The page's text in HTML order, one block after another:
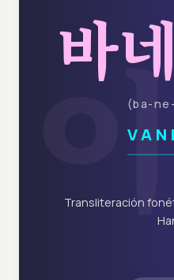
바
(ba-
Transliteración